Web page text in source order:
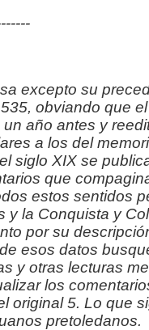
excepto su
obviando que
año antes y
a los del
siglo XIX se
que
estos sentidos
y la Conquista y
por su
esos datos
y otras lecturas
los
original 5. Lo que
pretoledanos.